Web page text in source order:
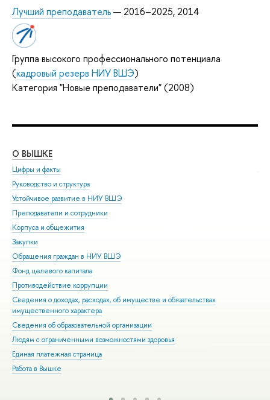
Лучший преподаватель— 2016–2025, 2014
Группа высокого профессионального потенциала
(кадровый резерв НИУ ВШЭ)
Категория "Новые преподаватели" (2008)
О ВЫШКЕ
Цифры и факты
Руководство и структура
Устойчивое развитие в НИУ ВШЭ
Преподаватели и сотрудники
Корпуса и общежития
Закупки
Обращения граждан в НИУ ВШЭ
Фонд целевого капитала
Противодействие коррупции
Сведения о доходах, расходах, об имуществе и обязательствах
имущественного характера
Сведения об образовательной организации
Людям с ограниченными возможностями здоровья
Единая платежная страница
Работа в Вышке